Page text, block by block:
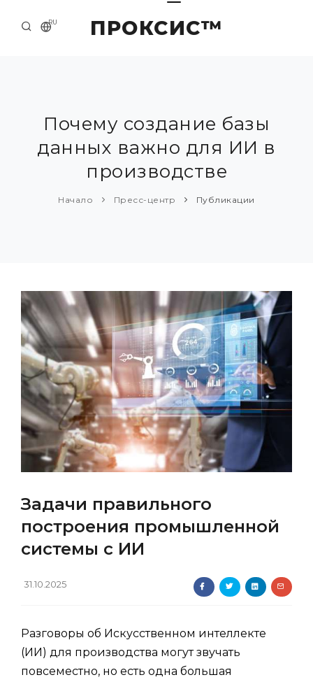
ПРОКСИС™
RU
О КОМПАНИИ
ПРИМЕРЫ И РЕШЕНИЯ
КАТАЛОГ ПРОДУКЦИИ
ПРЕСС-ЦЕНТР
Почему создание базы
данных важно для ИИ в
производстве
Начало Пресс-центр Публикации
Задачи правильного
построения промышленной
системы с ИИ
31.10.2025
Разговоры об Искусственном интеллекте
(ИИ) для производства могут звучать
повсеместно, но есть одна большая